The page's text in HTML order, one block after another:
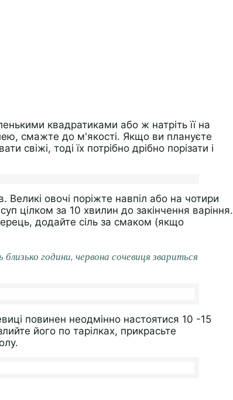
квадратиками або ж натріть її на
смажте до м'якості. Якщо ви плануєте
свіжі, тоді їх потрібно дрібно порізати і
овочі поріжте навпіл або на чотири
цілком за 10 хвилин до закінчення варіння.
додайте сіль за смаком (якщо
години, червона сочевиця звариться
повинен неодмінно настоятися 10 -15
його по тарілках, прикрасьте